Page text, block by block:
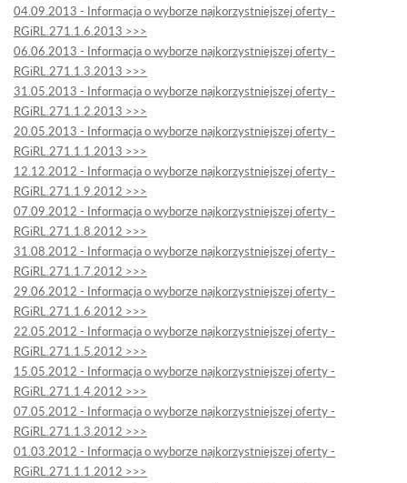
04.09.2013 - Informacja o wyborze najkorzystniejszej oferty -
RGiRL.271.1.6.2013 >>>
06.06.2013 - Informacja o wyborze najkorzystniejszej oferty -
RGiRL.271.1.3.2013 >>>
31.05.2013 - Informacja o wyborze najkorzystniejszej oferty -
RGiRL.271.1.2.2013 >>>
20.05.2013 - Informacja o wyborze najkorzystniejszej oferty -
RGiRL.271.1.1.2013 >>>
12.12.2012 - Informacja o wyborze najkorzystniejszej oferty -
RGiRL.271.1.9.2012 >>>
07.09.2012 - Informacja o wyborze najkorzystniejszej oferty -
RGiRL.271.1.8.2012 >>>
31.08.2012 - Informacja o wyborze najkorzystniejszej oferty -
RGiRL.271.1.7.2012 >>>
29.06.2012 - Informacja o wyborze najkorzystniejszej oferty -
RGiRL.271.1.6.2012 >>>
22.05.2012 - Informacja o wyborze najkorzystniejszej oferty -
RGiRL.271.1.5.2012 >>>
15.05.2012 - Informacja o wyborze najkorzystniejszej oferty -
RGiRL.271.1.4.2012 >>>
07.05.2012 - Informacja o wyborze najkorzystniejszej oferty -
RGiRL.271.1.3.2012 >>>
01.03.2012 - Informacja o wyborze najkorzystniejszej oferty -
RGiRL.271.1.1.2012 >>>